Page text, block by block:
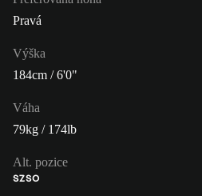
Pravá
Výška
184cm / 6'0"
Váha
79kg / 174lb
Alt. pozice
SZSO